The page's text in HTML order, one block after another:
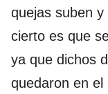
quejas suben
cierto es que
ya que dichos
quedaron en